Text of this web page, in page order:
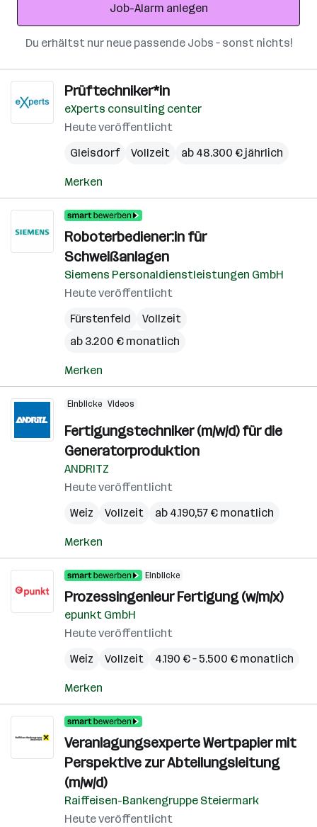
Job-Alarm anlegen
Du erhältst nur neue passende Jobs – sonst nichts!
Prüftechniker*in
eXperts consulting center
Heute veröffentlicht
Gleisdorf
Vollzeit ab 48.300 € jährlich
Merken
Roboterbediener:in für
Schweißanlagen
Siemens Personaldienstleistungen GmbH
Heute veröffentlicht
Fürstenfeld
Vollzeit
ab 3.200 € monatlich
Merken
Einblicke Videos
Fertigungstechniker (m/w/d) für die
Generatorproduktion
ANDRITZ
Heute veröffentlicht
Weiz
Vollzeit ab 4.190,57 € monatlich
Merken
Einblicke
Prozessingenieur Fertigung (w/m/x)
epunkt GmbH
Heute veröffentlicht
Weiz
Vollzeit 4.190 € – 5.500 € monatlich
Merken
Veranlagungsexperte Wertpapier mit
Perspektive zur Abteilungsleitung
(m/w/d)
Raiffeisen-Bankengruppe Steiermark
Heute veröffentlicht